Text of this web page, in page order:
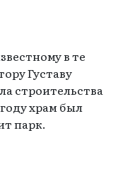
в те
Густаву
строительства
храм был
парк.